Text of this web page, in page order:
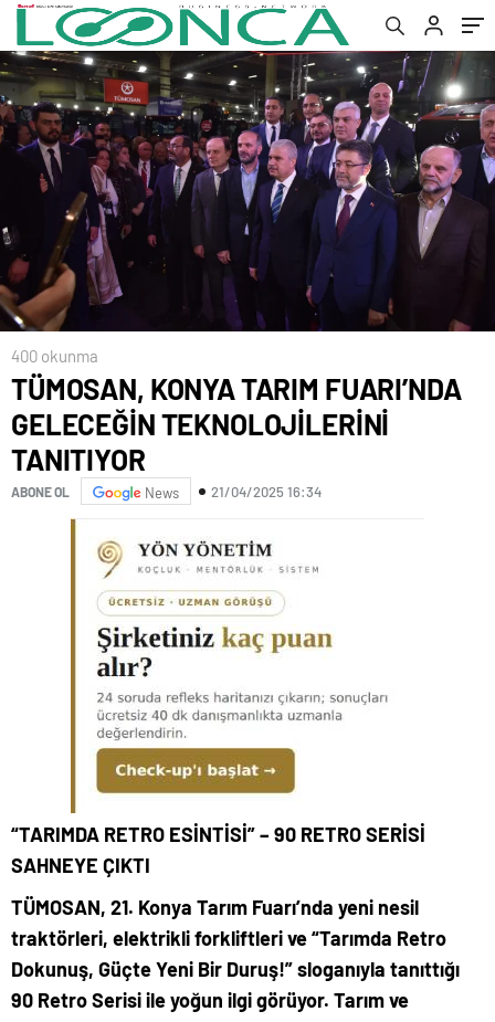
400 okunma
TÜMOSAN, KONYA TARIM FUARI’NDA
GELECEĞİN TEKNOLOJİLERİNİ
TANITIYOR
ABONE OL News 21/04/2025 16:34
“TARIMDA RETRO ESİNTİSİ” – 90 RETRO SERİSİ
SAHNEYE ÇIKTI
TÜMOSAN, 21. Konya Tarım Fuarı’nda yeni nesil
traktörleri, elektrikli forkliftleri ve “Tarımda Retro
Dokunuş, Güçte Yeni Bir Duruş!” sloganıyla tanıttığı
90 Retro Serisi ile yoğun ilgi görüyor. Tarım ve